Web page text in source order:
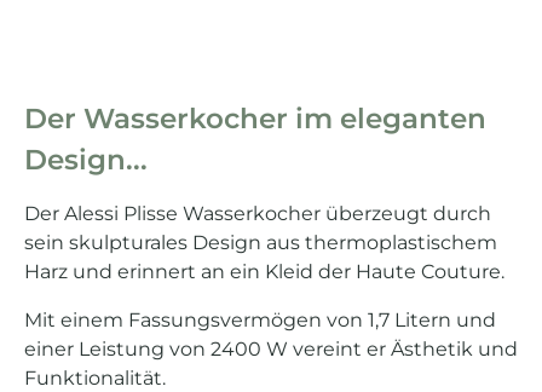
Der Wasserkocher im eleganten
Design...
Der Alessi Plisse Wasserkocher überzeugt durch
sein skulpturales Design aus thermoplastischem
Harz und erinnert an ein Kleid der Haute Couture.
Mit einem Fassungsvermögen von 1,7 Litern und
einer Leistung von 2400 W vereint er Ästhetik und
Funktionalität.